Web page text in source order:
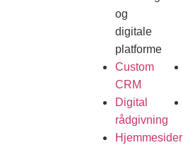
og
digitale
platforme
Custom
CRM
Digital
rådgivning
Hjemmesider